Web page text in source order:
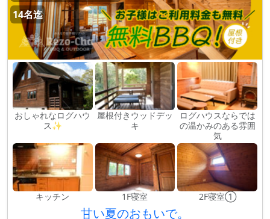
14名迄
おしゃれなログハウ
ス✨
屋根付きウッドデッ
キ
ログハウスならでは
の温かみのある雰囲
気
キッチン 1F寝室 2F寝室①
甘い夏のおもいで。